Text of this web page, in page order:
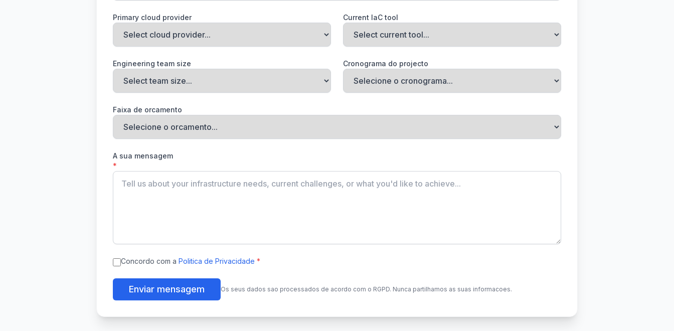
Primary cloud provider Current IaC tool
Engineering team size Cronograma do projecto
Faixa de orcamento
A sua mensagem
*
Concordo com a Politica de Privacidade *
Enviar mensagem Os seus dados sao processados de acordo com o RGPD. Nunca partilhamos as suas informacoes.